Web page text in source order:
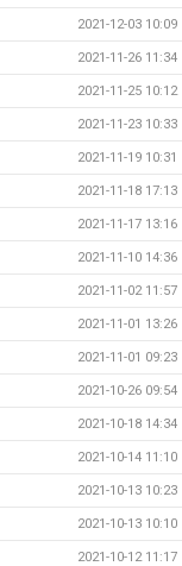
2021-12-03 10:09
2021-11-26 11:34
2021-11-25 10:12
2021-11-23 10:33
2021-11-19 10:31
2021-11-18 17:13
2021-11-17 13:16
2021-11-10 14:36
2021-11-02 11:57
2021-11-01 13:26
2021-11-01 09:23
2021-10-26 09:54
2021-10-18 14:34
2021-10-14 11:10
2021-10-13 10:23
2021-10-13 10:10
2021-10-12 11:17